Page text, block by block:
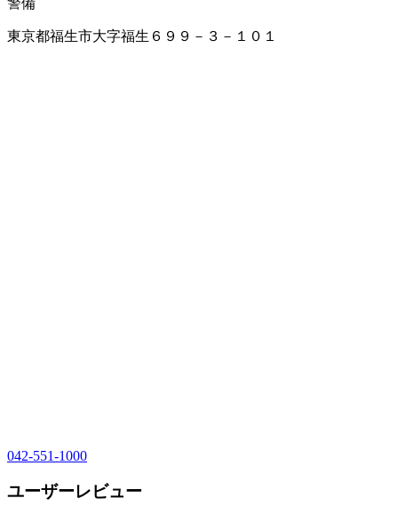
東京都福生市大字福生６９９－３－１０１
042-551-1000
ユーザーレビュー